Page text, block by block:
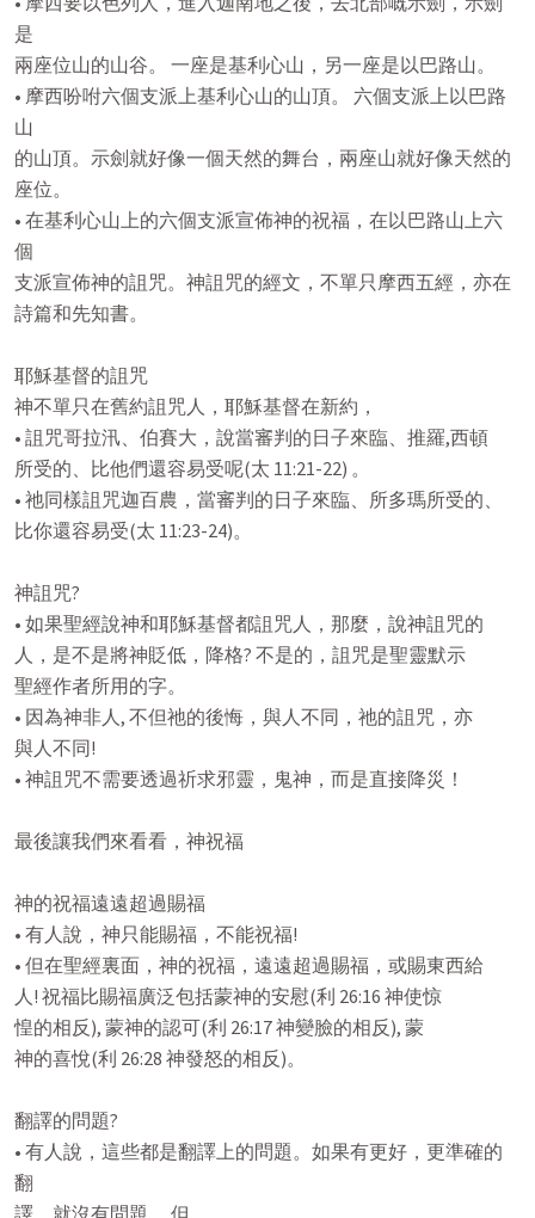
是
兩座位山的山谷。 一座是基利心山，另一座是以巴路山。
• 摩西吩咐六個支派上基利心山的山頂。 六個支派上以巴路
山
的山頂。示劍就好像一個天然的舞台，兩座山就好像天然的
座位。
• 在基利心山上的六個支派宣佈神的祝福，在以巴路山上六
個
支派宣佈神的詛咒。神詛咒的經文，不單只摩西五經，亦在
詩篇和先知書。
耶穌基督的詛咒
神不單只在舊約詛咒人，耶穌基督在新約，
• 詛咒哥拉汛、伯賽大，說當審判的日子來臨、推羅,西頓
所受的、比他們還容易受呢(太 11:21-22) 。
• 祂同樣詛咒迦百農，當審判的日子來臨、所多瑪所受的、
比你還容易受(太 11:23-24)。
神詛咒?
• 如果聖經說神和耶穌基督都詛咒人，那麼，說神詛咒的
人，是不是將神貶低，降格? 不是的，詛咒是聖靈默示
聖經作者所用的字。
• 因為神非人, 不但祂的後悔，與人不同，祂的詛咒，亦
與人不同!
• 神詛咒不需要透過祈求邪靈，鬼神，而是直接降災！
最後讓我們來看看，神祝福
神的祝福遠遠超過賜福
• 有人說，神只能賜福，不能祝福!
• 但在聖經裏面，神的祝福，遠遠超過賜福，或賜東西給
人! 祝福比賜福廣泛包括蒙神的安慰(利 26:16 神使惊
惶的相反), 蒙神的認可(利 26:17 神變臉的相反), 蒙
神的喜悅(利 26:28 神發怒的相反)。
翻譯的問題?
• 有人說，這些都是翻譯上的問題。如果有更好，更準確的
翻
譯，就沒有問題。 但…